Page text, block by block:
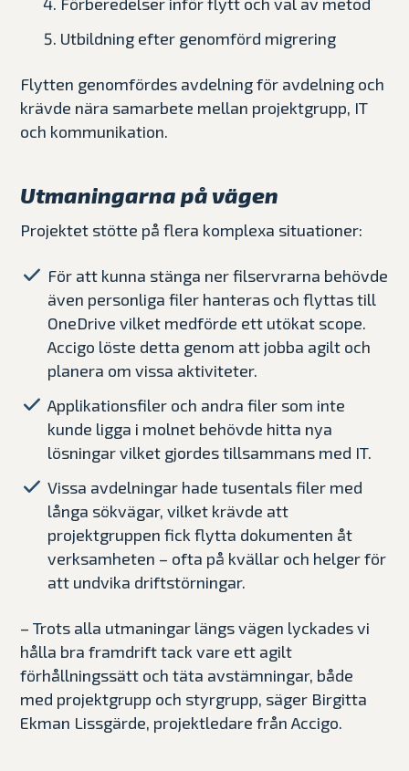
Utbildning efter genomförd migrering
Flytten genomfördes avdelning för avdelning och
krävde nära samarbete mellan projektgrupp, IT
och kommunikation.
Utmaningarna på vägen
Projektet stötte på flera komplexa situationer:
För att kunna stänga ner filservrarna behövde
även personliga filer hanteras och flyttas till
OneDrive vilket medförde ett utökat scope.
Accigo löste detta genom att jobba agilt och
planera om vissa aktiviteter.
Applikationsfiler och andra filer som inte
kunde ligga i molnet behövde hitta nya
lösningar vilket gjordes tillsammans med IT.
Vissa avdelningar hade tusentals filer med
långa sökvägar, vilket krävde att
projektgruppen fick flytta dokumenten åt
verksamheten – ofta på kvällar och helger för
att undvika driftstörningar.
– Trots alla utmaningar längs vägen lyckades vi
hålla bra framdrift tack vare ett agilt
förhållningssätt och täta avstämningar, både
med projektgrupp och styrgrupp, säger Birgitta
Ekman Lissgärde, projektledare från Accigo.